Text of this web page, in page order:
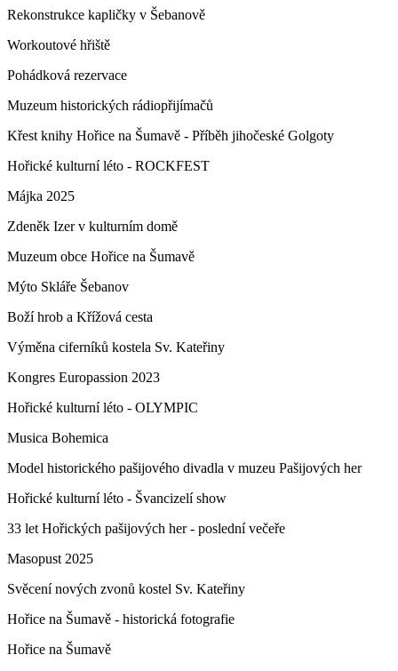
Rekonstrukce kapličky v Šebanově
Workoutové hřiště
Pohádková rezervace
Muzeum historických rádiopřijímačů
Křest knihy Hořice na Šumavě - Příběh jihočeské Golgoty
Hořické kulturní léto - ROCKFEST
Májka 2025
Zdeněk Izer v kulturním domě
Muzeum obce Hořice na Šumavě
Mýto Skláře Šebanov
Boží hrob a Křížová cesta
Výměna ciferníků kostela Sv. Kateřiny
Kongres Europassion 2023
Hořické kulturní léto - OLYMPIC
Musica Bohemica
Model historického pašijového divadla v muzeu Pašijových her
Hořické kulturní léto - Švancizelí show
33 let Hořických pašijových her - poslední večeře
Masopust 2025
Svěcení nových zvonů kostel Sv. Kateřiny
Hořice na Šumavě - historická fotografie
Hořice na Šumavě